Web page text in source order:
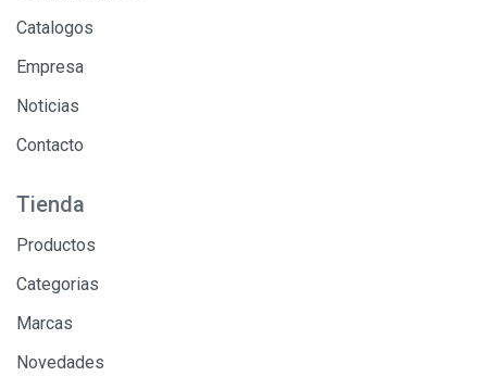
Catalogos
Empresa
Noticias
Contacto
Tienda
Productos
Categorias
Marcas
Novedades